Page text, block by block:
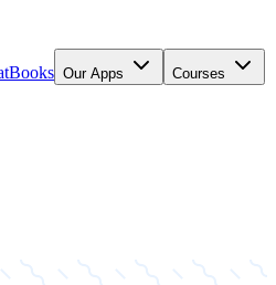
Books Our Apps Courses